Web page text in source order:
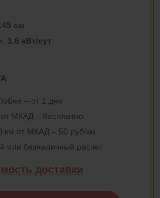
см
1.6 кВт/сут
– от 1 дня
МКАД – бесплатно
км от МКАД – 50 руб/км
или безналичный расчет
доставки